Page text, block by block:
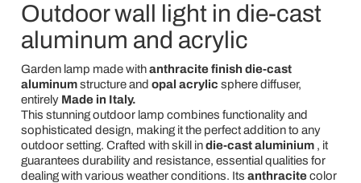
Outdoor wall light in die-cast
aluminum and acrylic
Garden lamp made withanthracite finish die-cast
aluminumstructure and opal acrylic sphere diffuser,
entirely Made in Italy.
This stunning outdoor lamp combines functionality and
sophisticated design, making it the perfect addition to any
outdoor setting. Crafted with skill indie-cast aluminium, it
guarantees durability and resistance, essential qualities for
dealing with various weather conditions. Its anthracitecolor